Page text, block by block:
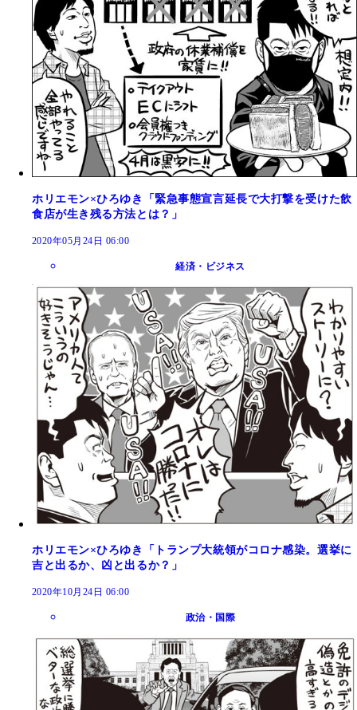
ホリエモン×ひろゆき「緊急事態宣言延長で大打撃を受けた飲
食店が生き残る方法とは？」
2020年05月24日 06:00
経済・ビジネス
ホリエモン×ひろゆき「トランプ大統領がコロナ感染。選挙に
吉と出るか、凶と出るか？」
2020年10月24日 06:00
政治・国際